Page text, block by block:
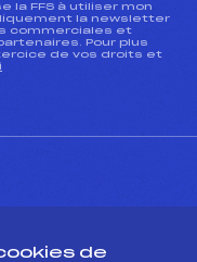
la FFS à utiliser mon
la newsletter
commerciales et
Pour plus
de vos droits et
de